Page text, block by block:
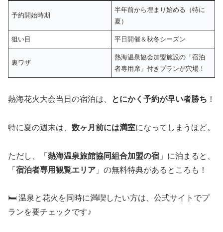
予約開始時期
半年前から埋まり始める（特に
夏）
狙い目 平日開催＆秋冬シーズン
裏ワザ
熱海温泉協会加盟施設の「宿泊
者専用席」付きプランが穴場！
熱海花火大会当日の宿泊は、 とにかく予約が早い者勝ち ！
特に夏の週末は、 数ヶ月前には満室になってしまうほど。
ただし、「 熱海温泉旅館協同組合加盟の宿 」に泊まると、
「 宿泊者専用観覧エリア 」の無料特典があるところも！
🛏️ 温泉と花火を同時に満喫したい方は、公式サイトでプ
ランを要チェックです♪